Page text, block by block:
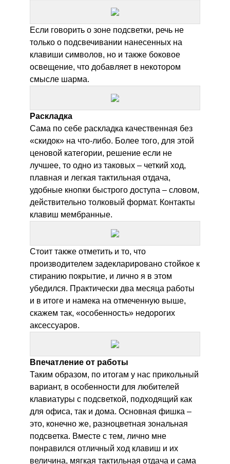
Если говорить о зоне подсветки, речь не
только о подсвечивании нанесенных на
клавиши символов, но и также боковое
освещение, что добавляет в некотором
смысле шарма.
Раскладка
Сама по себе раскладка качественная без
«скидок» на что-либо. Более того, для этой
ценовой категории, решение если не
лучшее, то одно из таковых – четкий ход,
плавная и легкая тактильная отдача,
удобные кнопки быстрого доступа – словом,
действительно толковый формат. Контакты
клавиш мембранные.
Стоит также отметить и то, что
производителем задекларировано стойкое к
стиранию покрытие, и лично я в этом
убедился. Практически два месяца работы
и в итоге и намека на отмеченную выше,
скажем так, «особенность» недорогих
аксессуаров.
Впечатление от работы
Таким образом, по итогам у нас прикольный
вариант, в особенности для любителей
клавиатуры с подсветкой, подходящий как
для офиса, так и дома. Основная фишка –
это, конечно же, разноцветная зональная
подсветка. Вместе с тем, лично мне
понравился отличный ход клавиш и их
величина, мягкая тактильная отдача и сама